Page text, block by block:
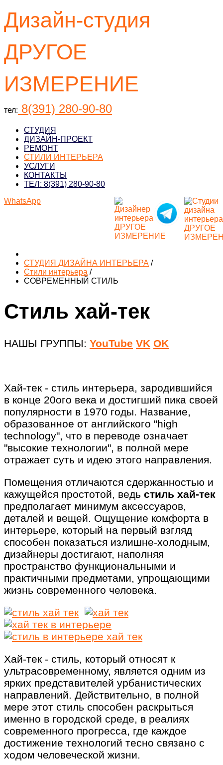
Дизайн-студия
ДРУГОЕ
ИЗМЕРЕНИЕ
тел: 8(391) 280-90-80
СТУДИЯ
ДИЗАЙН-ПРОЕКТ
РЕМОНТ
СТИЛИ ИНТЕРЬЕРА
УСЛУГИ
КОНТАКТЫ
ТЕЛ: 8(391) 280-90-80
WhatsApp
СТУДИЯ ДИЗАЙНА ИНТЕРЬЕРА /
Стили интерьера /
СОВРЕМЕННЫЙ СТИЛЬ
Стиль хай-тек
НАШЫ ГРУППЫ: YouTube VK OK
Хай-тек - стиль интерьера, зародившийся
в конце 20ого века и достигший пика своей
популярности в 1970 годы. Название,
образованное от английского "high
technology", что в переводе означает
"высокие технологии", в полной мере
отражает суть и идею этого направления.
Помещения отличаются сдержанностью и
кажущейся простотой, ведь стиль хай-тек
предполагает минимум аксессуаров,
деталей и вещей. Ощущение комфорта в
интерьере, который на первый взгляд
способен показаться излишне-холодным,
дизайнеры достигают, наполняя
пространство функциональными и
практичными предметами, упрощающими
жизнь современного человека.
Хай-тек - стиль, который относят к
ультрасовременному, является одним из
ярких представителей урбанистических
направлений. Действительно, в полной
мере этот стиль способен раскрыться
именно в городской среде, в реалиях
современного прогресса, где каждое
достижение технологий тесно связано с
ходом человеческой жизни.